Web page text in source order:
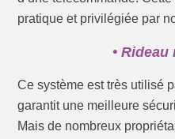
pratique et privilégiée par
•
Ce système est très utilisé
garantit une meilleure
Mais de nombreux